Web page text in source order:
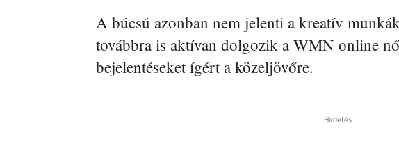
A búcsú azonban nem jelenti a kreatív
továbbra is aktívan dolgozik a WMN online
bejelentéseket ígért a közeljövőre.
Hirdetés